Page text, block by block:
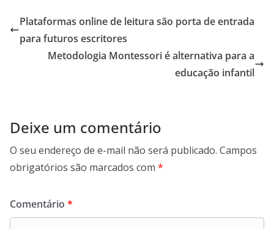
Plataformas online de leitura são porta de entrada
para futuros escritores
Metodologia Montessori é alternativa para a
educação infantil
Deixe um comentário
O seu endereço de e-mail não será publicado. Campos
obrigatórios são marcados com *
Comentário *